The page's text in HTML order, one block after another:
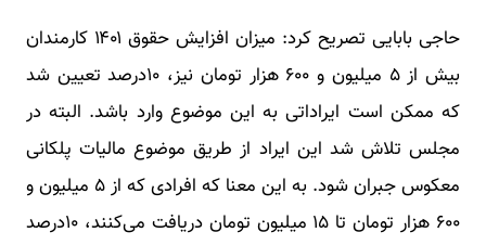
حاجی بابایی تصریح کرد: میزان افزایش حقوق ۱۴۰۱ کارمندان
بیش از ۵ میلیون و ۶۰۰ هزار تومان نیز، ۱۰درصد تعیین شد
که ممکن است ایراداتی به این موضوع وارد باشد. البته در
مجلس تلاش شد این ایراد از طریق موضوع مالیات پلکانی
معکوس جبران شود. به این معنا که افرادی که از ۵ میلیون و
۶۰۰ هزار تومان تا ۱۵ میلیون تومان دریافت می‌کنند، ۱۰درصد